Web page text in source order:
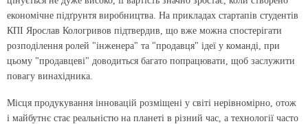
економічне підґрунтя виробництва. На прикладах стартапів студентів
КПІ Ярослав Кологривов підтвердив, що вже можна спостерігати
розподілення ролей "інженера" та "продавця" ідеї у команді, при
цьому "продавцеві" доводиться багато попрацювати, щоб заслужити
повагу винахідника.
Місця продукування інновацій розміщені у світі нерівномірно, отож
і майбутнє стає реальністю на планеті в різний час, а технології часто